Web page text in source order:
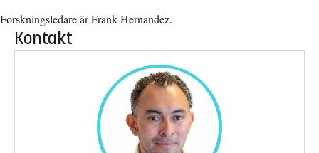
Forskningsledare är Frank Hernandez.
Kontakt